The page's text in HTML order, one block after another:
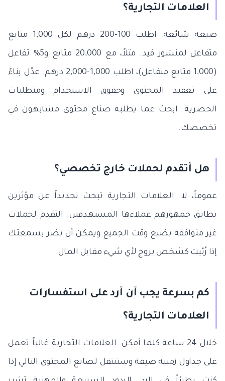
العلامات التجارية؟
صيغة شائعة: اطلب 100-200 درهم لكل 1,000 متابع
متفاعل لمنشور فيد. مثلاً، مع 20,000 متابع و5% تفاعل
(1,000 متابع متفاعل)، اطلب 1,000-2,000 درهم. عدّل بناءً
على تعقيد المحتوى وحقوق الاستخدام ومتطلبات
الحصرية. ابحث عما يطلبه صناع محتوى مشابهون في
تخصصك.
هل أتقدم لحملات خارج تخصصي؟
عموماً، لا. العلامات التجارية تبحث تحديداً عن مؤثرين
يطابق جمهورهم عملاءها المستهدفين. التقدم لحملات
غير متوافقة يضيع وقت الجميع ويمكن أن يضر بسمعتك
إذا رُئيت كشخص يروج لأي شيء مقابل المال.
كم بسرعة يجب أن أرد على استفسارات
العلامات التجارية؟
خلال 24 ساعة كلما أمكن. العلامات التجارية غالباً تعمل
على جداول زمنية ضيقة وستنتقل لصانع المحتوى التالي إذا